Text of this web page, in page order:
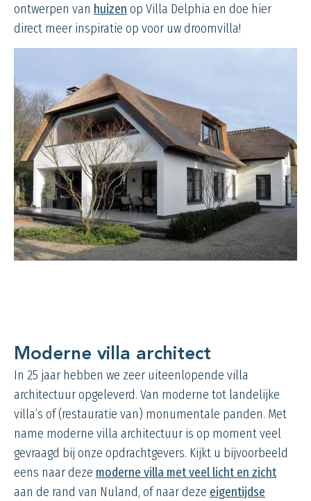
ontwerpen van huizen op Villa Delphia en doe hier
direct meer inspiratie op voor uw droomvilla!
Moderne villa architect
In 25 jaar hebben we zeer uiteenlopende villa
architectuur opgeleverd. Van moderne tot landelijke
villa’s of (restauratie van) monumentale panden. Met
name moderne villa architectuur is op moment veel
gevraagd bij onze opdrachtgevers. Kijkt u bijvoorbeeld
eens naar deze moderne villa met veel licht en zicht
aan de rand van Nuland, of naar deze eigentijdse